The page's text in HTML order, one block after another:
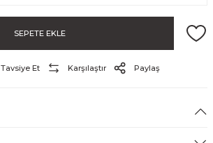
SEPETE EKLE
Tavsiye Et Karşılaştır Paylaş